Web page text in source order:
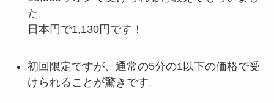
た。
日本円で1,130円です！
初回限定ですが、通常の5分の1以下の価格で受
けられることが驚きです。